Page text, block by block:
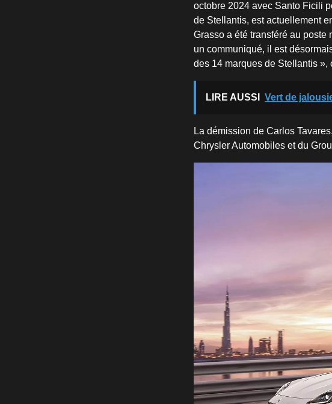
octobre 2024 avec Santo Ficili
de Stellantis, est actuellement
Grasso a été transféré au
un communiqué, il est
des 14 marques de Stellantis
LIRE AUSSI Vert de
La démission de Carlos
Chrysler Automobiles et du